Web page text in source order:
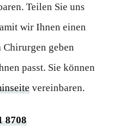
Teilen Sie uns
wir Ihnen einen
Chirurgen geben
passt. Sie können
vereinbaren.
8708